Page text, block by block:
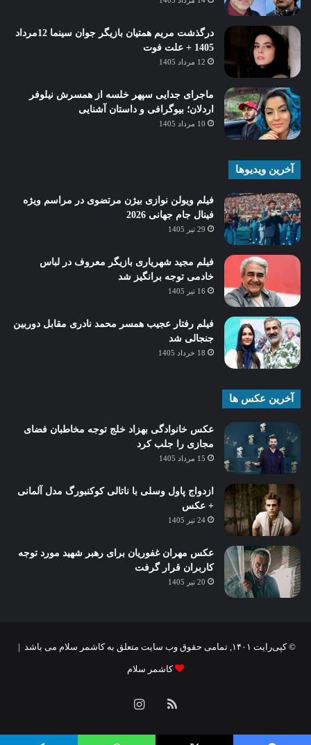
درگذشت مریم همتیان بازیگر جوان سینما 12مرداد
1405 + علت فوت
12 مرداد 1405
ماجرای جدایی سپهر خلسه از همسرش نیلوفر
اردلان؛ بیوگرافی و داستان آشنایی
10 مرداد 1405
آخرین ویدیوها
فیلم ویولن نوازی بیژن مرتضوی در مراسم ویژه
فینال جام جهانی 2026
29 تیر 1405
فیلم مجید شهریاری بازیگر معروف در لباس
خادمی توجه برانگیز شد
16 تیر 1405
فیلم رفتار عجیب همسر محمد نادری مقابل دوربین
جنجالی شد
18 خرداد 1405
آخرین عکس ها
عکس خانوادگی بهزاد خلج توجه مخاطبان فضای
مجازی را جلب کرد
15 مرداد 1405
ازدواج پاول وسلی با ناتالی کوکنبورگ مدل آلمانی
+ عکس
24 تیر 1405
عکس مهران غفوریان برای رهبر شهید مورد توجه
کاربران قرار گرفت
20 تیر 1405
© کپی‌رایت ۱۴۰۱, تمامی حقوق وب سایت متعلق به کاشمر سلام می باشد |
کاشمر سلام
خوراکاینستاگرام